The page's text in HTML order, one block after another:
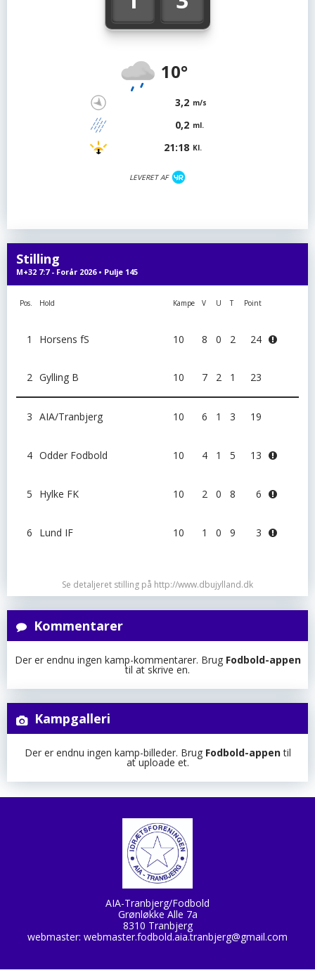
10°
3,2 m/s
0,2 ml.
21:18 Kl.
LEVERET AF
Stilling
M+32 7:7 - Forår 2026 • Pulje 145
Pos. Hold Kampe V U T Point
1 Horsens fS 10 8 0 2 24
2 Gylling B 10 7 2 1 23
3 AIA/Tranbjerg 10 6 1 3 19
4 Odder Fodbold 10 4 1 5 13
5 Hylke FK 10 2 0 8 6
6 Lund IF 10 1 0 9 3
Se detaljeret stilling på http://www.dbujylland.dk
Kommentarer
Der er endnu ingen kamp-kommentarer. Brug Fodbold-appen
til at skrive en.
Kampgalleri
Der er endnu ingen kamp-billeder. Brug Fodbold-appentil
at uploade et.
AIA-Tranbjerg/Fodbold
Grønløkke Alle 7a
8310 Tranbjerg
webmaster: webmaster.fodbold.aia.tranbjerg@gmail.com